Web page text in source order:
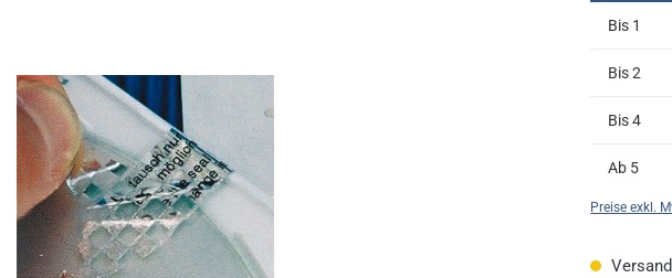
Bis 1
Bis2
Bis4
Ab 5
Preise exkl.